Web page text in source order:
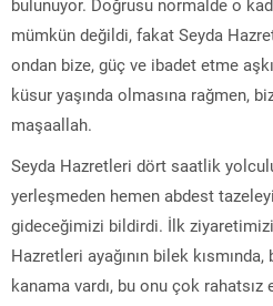
mümkün değildi, fakat Seyda
ondan bize, güç ve ibadet etme
küsur yaşında olmasına rağmen,
maşaallah.
Seyda Hazretleri dört saatlik
yerleşmeden hemen abdest
gideceğimizi bildirdi. İlk
Hazretleri ayağının bilek
kanama vardı, bu onu çok